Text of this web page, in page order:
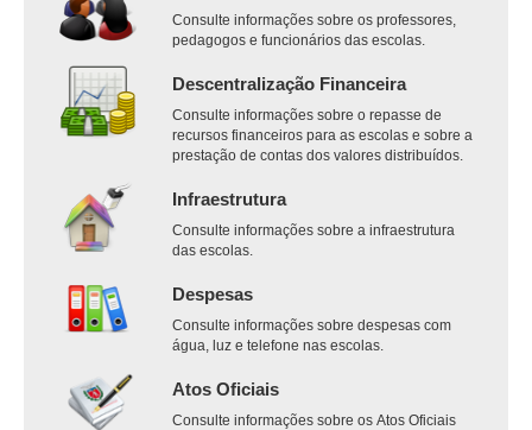
Consulte informações sobre os professores,
pedagogos e funcionários das escolas.
Descentralização Financeira
Consulte informações sobre o repasse de
recursos financeiros para as escolas e sobre a
prestação de contas dos valores distribuídos.
Infraestrutura
Consulte informações sobre a infraestrutura
das escolas.
Despesas
Consulte informações sobre despesas com
água, luz e telefone nas escolas.
Atos Oficiais
Consulte informações sobre os Atos Oficiais